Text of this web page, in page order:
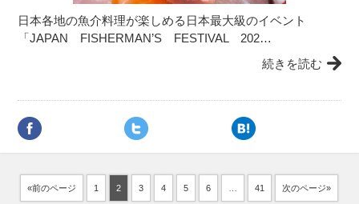
日本各地の魚介料理が楽しめる日本最大級のイベント
「JAPAN FISHERMAN’S FESTIVAL 202…
続きを読む
«前のページ 1 2 3 4 5 6 41 次のページ»